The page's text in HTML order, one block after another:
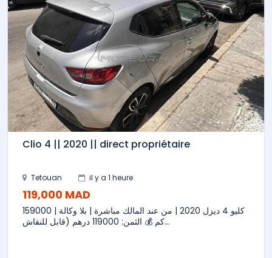
Clio 4 || 2020 || direct propriétaire
Tetouan il y a 1 heure
119,000 MAD
كليو 4 ديزل 2020 | من عند المالك مباشرة | بلا وكالة | 159000
كم 💰 الثمن: 119000 درهم (قابل للنقاش...